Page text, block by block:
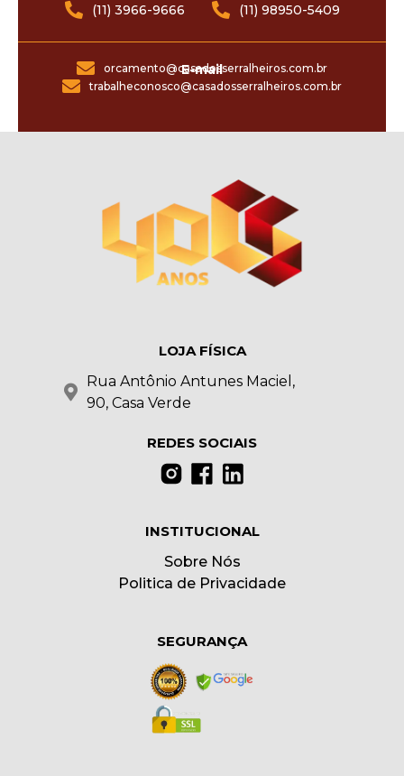
(11) 3966-9666
(11) 98950-5409
E-mail
orcamento@casadosserralheiros.com.br
trabalheconosco@casadosserralheiros.com.br
LOJA FÍSICA
Rua Antônio Antunes Maciel,
90, Casa Verde
REDES SOCIAIS
INSTITUCIONAL
Sobre Nós
Politica de Privacidade
SEGURANÇA